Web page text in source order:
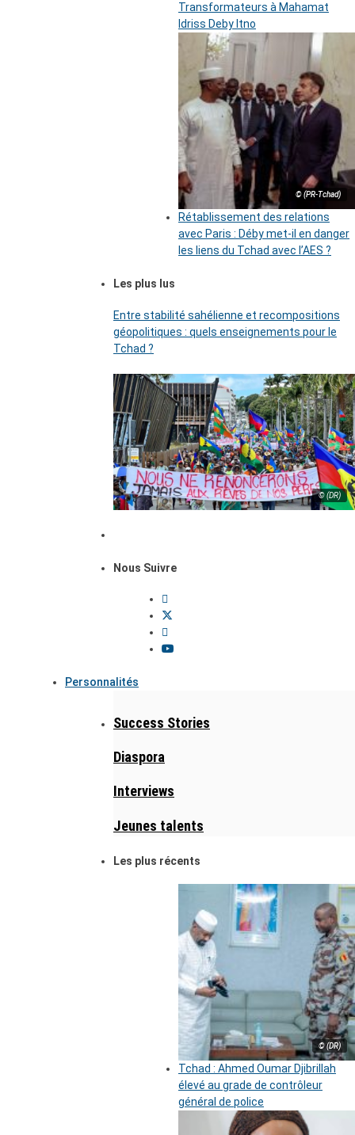
Transformateurs à Mahamat
Idriss Deby Itno
© (PR-Tchad)
Rétablissement des relations
avec Paris : Déby met-il en danger
les liens du Tchad avec l’AES ?
Les plus lus
Entre stabilité sahélienne et recompositions
géopolitiques : quels enseignements pour le
Tchad ?
© (DR)
Nous Suivre
Personnalités
Success Stories
Diaspora
Interviews
Jeunes talents
Les plus récents
© (DR)
Tchad : Ahmed Oumar Djibrillah
élevé au grade de contrôleur
général de police